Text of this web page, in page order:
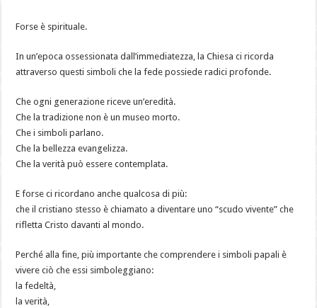
Forse è spirituale.
In un’epoca ossessionata dall’immediatezza, la Chiesa ci ricorda
attraverso questi simboli che la fede possiede radici profonde.
Che ogni generazione riceve un’eredità.
Che la tradizione non è un museo morto.
Che i simboli parlano.
Che la bellezza evangelizza.
Che la verità può essere contemplata.
E forse ci ricordano anche qualcosa di più:
che il cristiano stesso è chiamato a diventare uno “scudo vivente” che
rifletta Cristo davanti al mondo.
Perché alla fine, più importante che comprendere i simboli papali è
vivere ciò che essi simboleggiano:
la fedeltà,
la verità,